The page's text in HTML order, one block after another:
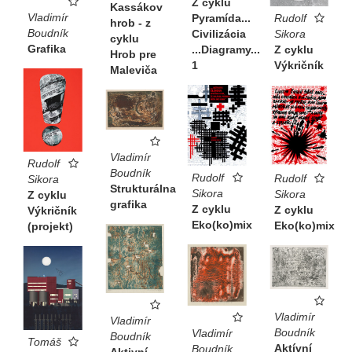
Vladimír
Boudník
Grafika
Kassákov
hrob - z
cyklu
Hrob pre
Maleviča
Pyramída...
Civilizácia
...Diagramy...
1
Rudolf
Sikora
Z cyklu
Výkričník
Rudolf
Sikora
Z cyklu
Výkričník
(projekt)
Rudolf
Sikora
Z cyklu
Eko(ko)mix
Rudolf
Sikora
Z cyklu
Eko(ko)mix
Vladimír
Boudník
Strukturálna
grafika
Vladimír
Boudník
Vladimír
Boudník
Vladimír
Boudník
Aktívní
Tomáš